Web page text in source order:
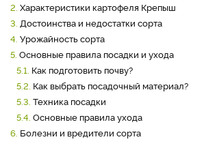
2. Характеристики картофеля Крепыш
3. Достоинства и недостатки сорта
4. Урожайность сорта
5. Основные правила посадки и ухода
5.1. Как подготовить почву?
5.2. Как выбрать посадочный материал?
5.3. Техника посадки
5.4. Основные правила ухода
6. Болезни и вредители сорта